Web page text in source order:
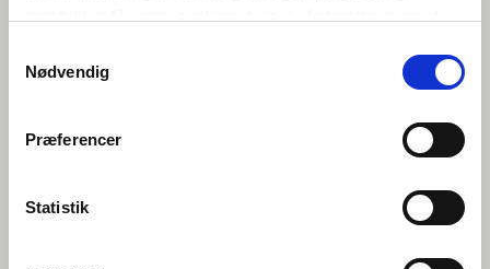
Nødvendig
Præferencer
Statistik
seneste besøg.
1 dag